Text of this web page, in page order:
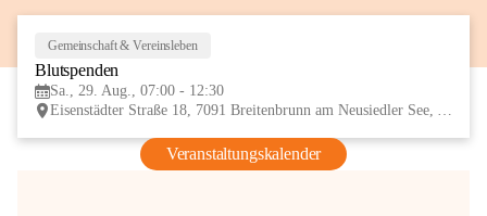
Gemeinschaft & Vereinsleben
Blutspenden
Sa., 29. Aug., 07:00 - 12:30
Eisenstädter Straße 18, 7091 Breitenbrunn am Neusiedler See, AUT
Veranstaltungskalender